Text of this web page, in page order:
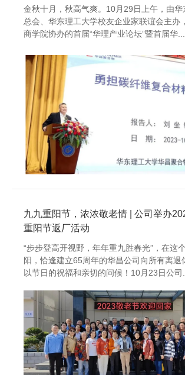
金秋十月，秋高气爽。10月29日上午，由
总会、华东理工大学校友企业家联谊会主办
商学院协办的首届“华理产业论坛”暨首届华...
九九重阳节，浓浓敬老情 | 公司举办
重阳节返厂活动
“步步登高开视野，年年重九胜春光”，在这
阳，恰逢建立65周年的华昌公司向所有离退
以节日的祝福和亲切的问候！10月23日公司